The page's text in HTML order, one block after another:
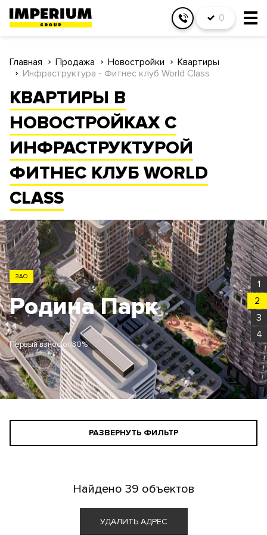
0
Главная Продажа Новостройки
Квартиры
Инфраструктура - Фитнес клуб World Class
КВАРТИРЫ В
НОВОСТРОЙКАХ С
ИНФРАСТРУКТУРОЙ
ФИТНЕС КЛУБ WORLD
CLASS
1
2
3
4
ЗАО
Родина Парк
Первый взнос от 30%
РАЗВЕРНУТЬ ФИЛЬТР
Найдено 39 объектов
УДАЛИТЬ АДРЕС